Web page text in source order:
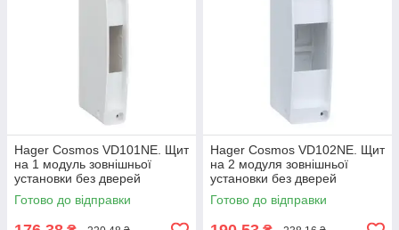
Hager Cosmos VD101NE. Щит
на 1 модуль зовнішньої
установки без дверей
Готово до відправки
Hager Cosmos VD102NE. Щит
на 2 модуля зовнішньої
установки без дверей
Готово до відправки